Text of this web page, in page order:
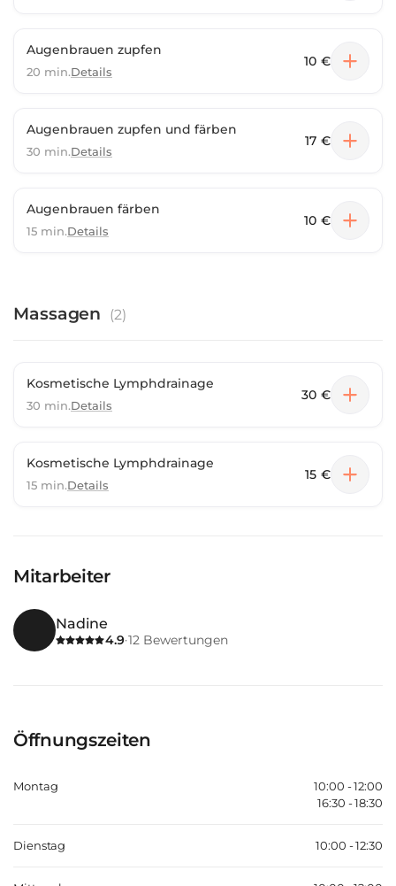
Augenbrauen zupfen
20 min.Details
10 €
Augenbrauen zupfen und färben
30 min.Details
17 €
Augenbrauen färben
15 min.Details
10 €
Massagen (2)
Kosmetische Lymphdrainage
30 min.Details
30 €
Kosmetische Lymphdrainage
15 min.Details
15 €
Mitarbeiter
Nadine
4.9·12 Bewertungen
Öffnungszeiten
Montag
10:00 - 12:00
16:30 - 18:30
Dienstag 10:00 - 12:30